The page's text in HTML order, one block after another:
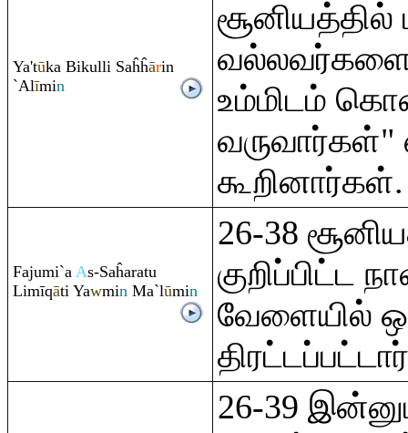
Ya'tūka Bikulli Saĥĥārin
`Alīmin
சூனியத்தில்
உம்மிடம்
வருவார்கள்"
கூறினார்கள்.
Fajumi`a As-Saĥaratu
Limīqāti Yawmin Ma`lūmin
26-38
குறிப்பிட்ட
வேளையில்
26-39